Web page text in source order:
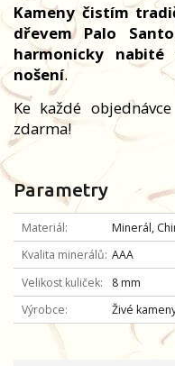
Kameny čistím
dřevem Palo
harmonicky
nošení.
Ke každé
zdarma!
Parametry
Materiál
Minerál,
Kvalita minerálů AAA
Velikost kuliček
8 mm
Výrobce
Živé